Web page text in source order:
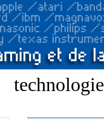
technologie